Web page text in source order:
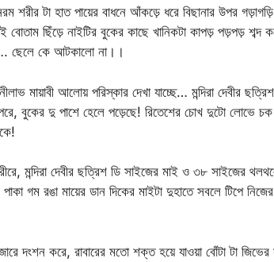
শরীর টা হাত পায়ের বাধনে আঁকড়ে ধরে বিছানার উপর
বোতাম ছিঁড়ে নাইটির বুকের কাছে খানিকটা কাপড় পড়পড়
ছেলে কে আটকালো না।।
মায়াবী আলোয় পরিস্কার দেখা যাচ্ছে… মন্দিরা দেবীর ছত্রিশ
বুকের দু পাশে হেলে পড়েছে! রিতেশের চোখ দুটো লোভে
মন্দিরা দেবীর ছত্রিশ ডি সাইজের মাই ও ৩৮ সাইজের
গম রঙা মায়ের ডান দিকের মাইটা দুহাতে সবলে টিপে
দংশন করে, রাবারের মতো শক্ত হয়ে যাওয়া বোঁটা টা